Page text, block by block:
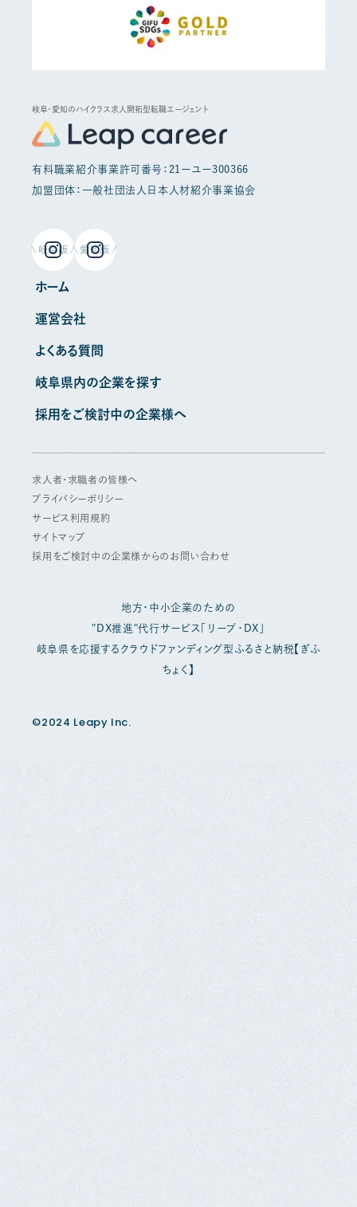
岐阜・愛知のハイクラス求人開拓型転職エージェント
有料職業紹介事業許可番号：21ーユー300366
加盟団体：一般社団法人日本人材紹介事業協会
岐阜版 愛知版
ホーム
運営会社
よくある質問
岐阜県内の企業を探す
採用をご検討中の企業様へ
求人者・求職者の皆様へ
プライバシーポリシー
サービス利用規約
サイトマップ
採用をご検討中の企業様からのお問い合わせ
地方・中小企業のための
"DX推進"代行サービス「リープ・DX」
岐阜県を応援するクラウドファンディング型ふるさと納税【ぎふ
ちょく】
©2024 Leapy Inc.